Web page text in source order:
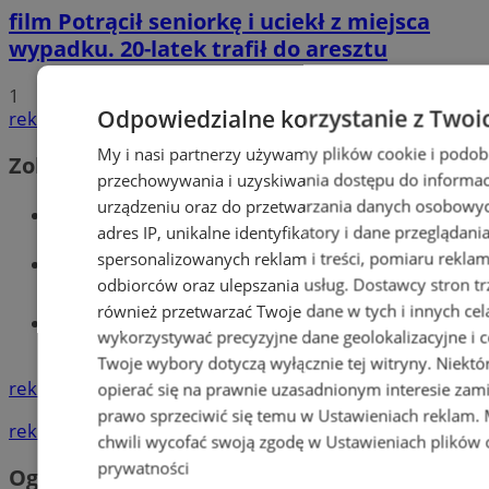
film Potrącił seniorkę i uciekł z miejsca
wypadku. 20-latek trafił do aresztu
1
reklama
Zobacz również
Wiadomości kryminalne w Wodzisławiu
Wiadomości lokalne
Tworzenie stron www - Wodzisław
Śląski
reklama
reklama
Ogłoszenia
Odpowiedzialne korzystanie z
My i nasi partnerzy używamy plików cookie i
przechowywania i uzyskiwania dostępu do
urządzeniu oraz do przetwarzania danych
adres IP, unikalne identyfikatory i dane
spersonalizowanych reklam i treści, pomiaru
odbiorców oraz ulepszania usług. Dostawcy stron
również przetwarzać Twoje dane w tych i innych
wykorzystywać precyzyjne dane geolokalizacyjne i
Twoje wybory dotyczą wyłącznie tej witryny.
opierać się na prawnie uzasadnionym interesie
prawo sprzeciwić się temu w Ustawieniach reklam.
chwili wycofać swoją zgodę w Ustawieniach plików
prywatności